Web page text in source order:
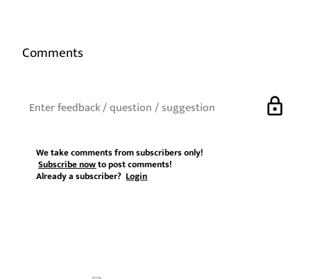
Comments
lock
We take comments from subscribers only!
Subscribe nowto post comments!
Already a subscriber?Login